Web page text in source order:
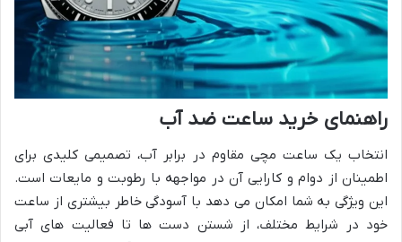
راهنمای خرید ساعت ضد آب
انتخاب یک ساعت مچی مقاوم در برابر آب، تصمیمی کلیدی برای
اطمینان از دوام و کارایی آن در مواجهه با رطوبت و مایعات است.
این ویژگی به شما امکان می دهد با آسودگی خاطر بیشتری از ساعت
خود در شرایط مختلف، از شستن دست ها تا فعالیت های آبی